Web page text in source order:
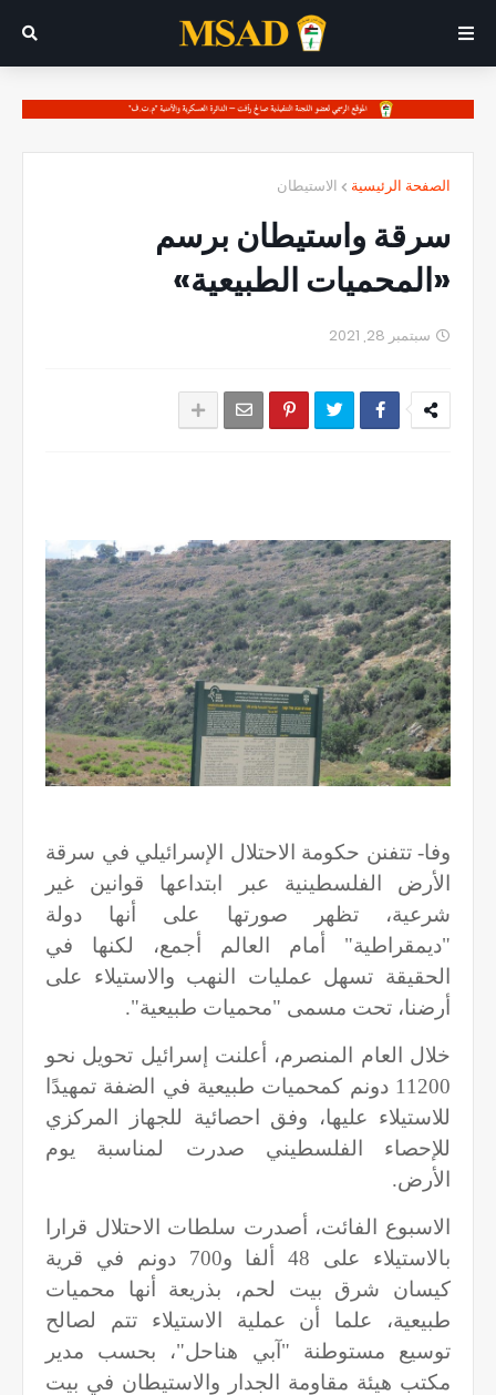
الصفحة الرئيسية الاستيطان
سرقة واستيطان برسم
«المحميات الطبيعية»
سبتمبر 28, 2021
وفا- تتفنن حكومة الاحتلال الإسرائيلي في سرقة
الأرض الفلسطينية عبر ابتداعها قوانين غير
شرعية، تظهر صورتها على أنها دولة
"ديمقراطية" أمام العالم أجمع، لكنها في
الحقيقة تسهل عمليات النهب والاستيلاء على
أرضنا، تحت مسمى "محميات طبيعية".
خلال العام المنصرم، أعلنت إسرائيل تحويل نحو
11200 دونم كمحميات طبيعية في الضفة تمهيدًا
للاستيلاء عليها، وفق احصائية للجهاز المركزي
للإحصاء الفلسطيني صدرت لمناسبة يوم
الأرض.
الاسبوع الفائت، أصدرت سلطات الاحتلال قرارا
بالاستيلاء على 48 ألفا و700 دونم في قرية
كيسان شرق بيت لحم، بذريعة أنها محميات
طبيعية، علما أن عملية الاستيلاء تتم لصالح
توسيع مستوطنة "آبي هناحل"، بحسب مدير
مكتب هيئة مقاومة الجدار والاستيطان في بيت